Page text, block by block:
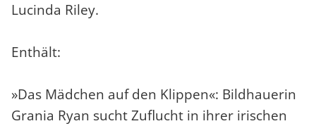
Lucinda Riley.
Enthält:
»Das Mädchen auf den Klippen«: Bildhauerin
Grania Ryan sucht Zuflucht in ihrer irischen